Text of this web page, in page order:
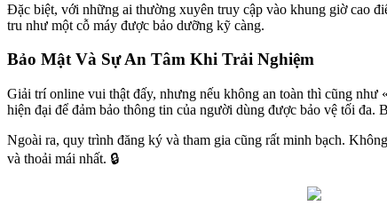
Đặc biệt, với những ai thường xuyên truy cập vào khung giờ cao
tru như một cỗ máy được bảo dưỡng kỹ càng.
Bảo Mật Và Sự An Tâm Khi Trải Nghiệm
Giải trí online vui thật đấy, nhưng nếu không an toàn thì cũng như
hiện đại để đảm bảo thông tin của người dùng được bảo vệ tối đa.
Ngoài ra, quy trình đăng ký và tham gia cũng rất minh bạch.
và thoải mái nhất. 🔒